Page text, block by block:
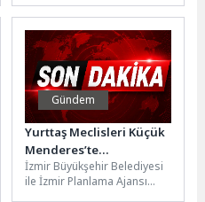
Küplüpınar Mahallesi’nde
vatandaşlarla bir araya
geldi. Vatandaşların...
Gündem
Yurttaş Meclisleri Küçük
Menderes’te
tamamlandı, sıra yeni
ilçelerde
İzmir Büyükşehir Belediyesi
ile İzmir Planlama Ajansı